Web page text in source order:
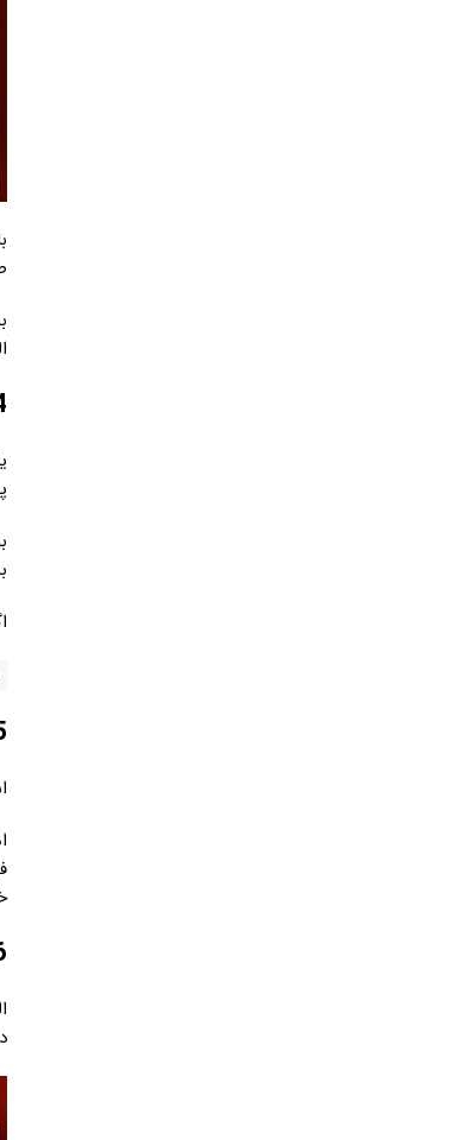
4- انتخاب
5- انتخاب
6-